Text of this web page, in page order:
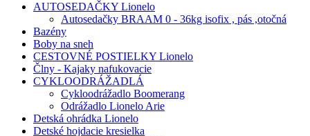
AUTOSEDAČKY Lionelo
Autosedačky BRAAM 0 - 36kg isofix , pás ,otočná
Bazény
Boby na sneh
CESTOVNÉ POSTIELKY Lionelo
Člny - Kajaky nafukovacie
CYKLOODRÁŽADLÁ
Cykloodrážadlo Boomerang
Odrážadlo Lionelo Arie
Detská ohrádka Lionelo
Detské hojdacie kresielka